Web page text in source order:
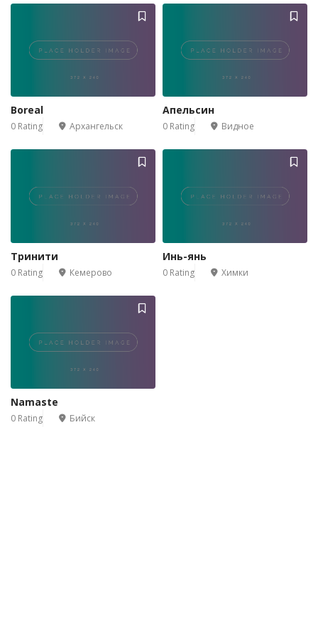
Boreal
0 Rating Архангельск
Апельсин
0 Rating Видное
Тринити
0 Rating Кемерово
Инь-янь
0 Rating Химки
Namaste
0 Rating Бийск